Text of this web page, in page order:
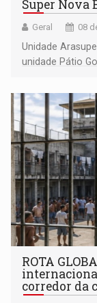
Super Nova
Geral 08
Unidade
unidade Pátio
ROTA
corredor da